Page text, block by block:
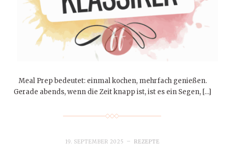
Meal Prep bedeutet: einmal kochen, mehrfach genießen.
Gerade abends, wenn die Zeit knapp ist, ist es ein Segen, […]
19. SEPTEMBER 2025 REZEPTE